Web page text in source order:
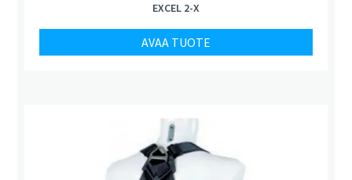
EXCEL 2-X
AVAA TUOTE